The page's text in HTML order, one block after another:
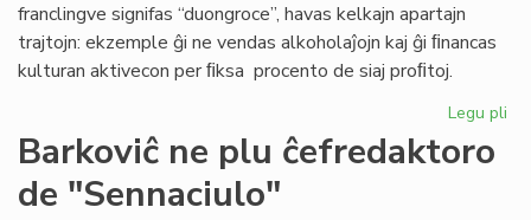
franclingve signifas “duongroce”, havas kelkajn apartajn
trajtojn: ekzemple ĝi ne vendas alkoholaĵojn kaj ĝi ﬁnancas
kulturan aktivecon per ﬁksa procento de siaj proﬁtoj.
Legu pli
Barkoviĉ ne plu ĉefredaktoro
de "Sennaciulo"